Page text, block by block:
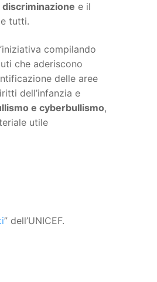
discriminazione e il
tutti.
compilando
che aderiscono
delle aree
dell’infanzia e
e cyberbullismo,
utile
” dell’UNICEF.